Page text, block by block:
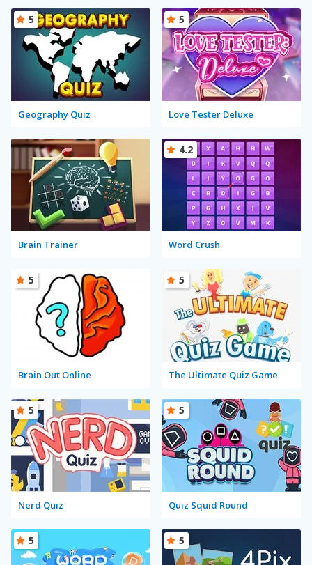
Geography Quiz
5
Love Tester Deluxe
5
Brain Trainer Word Crush
4.2
Brain Out Online
5
The Ultimate Quiz Game
5
Nerd Quiz
5
Quiz Squid Round
5
5 5